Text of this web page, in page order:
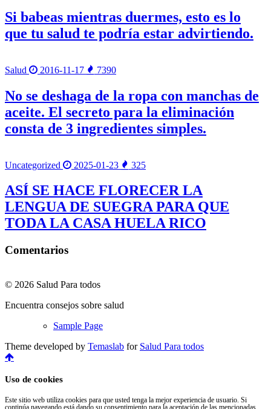
Si babeas mientras duermes, esto es lo
que tu salud te podría estar advirtiendo.
Salud 2016-11-17 7390
No se deshaga de la ropa con manchas de
aceite. El secreto para la eliminación
consta de 3 ingredientes simples.
Uncategorized 2025-01-23 325
ASÍ SE HACE FLORECER LA
LENGUA DE SUEGRA PARA QUE
TODA LA CASA HUELA RICO
Comentarios
© 2026 Salud Para todos
Encuentra consejos sobre salud
Sample Page
Theme developed by Temaslab for Salud Para todos
Uso de cookies
Este sitio web utiliza cookies para que usted tenga la mejor experiencia de usuario. Si
continúa navegando está dando su consentimiento para la aceptación de las mencionadas